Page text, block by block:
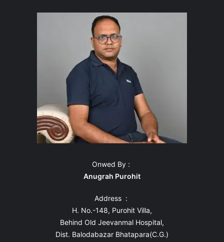
Onwed By :
Anugrah Purohit
Address :
H. No.-148, Purohit Villa,
Behind Old Jeevanmal Hospital,
Dist. Balodabazar Bhatapara(C.G.)